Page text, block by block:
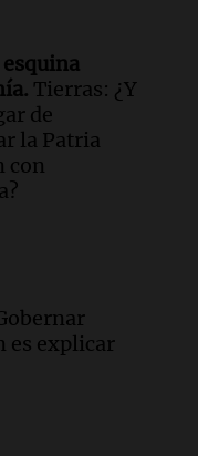
de
con
Tierras: ¿Y
de
la Patria
con
es explicar